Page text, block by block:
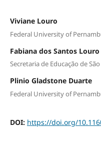
Viviane Louro
Federal University of
Fabiana dos Santos Louro
Secretaria de Educação de
Plinio Gladstone Duarte
Federal University of
DOI: https://doi.org/